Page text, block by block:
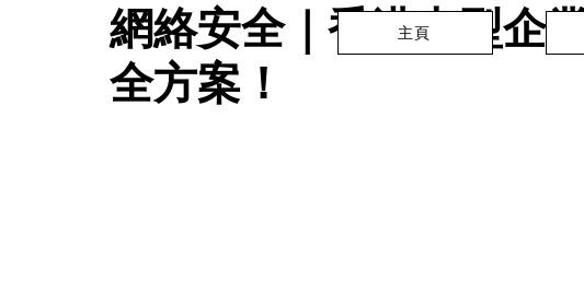
網絡安全｜香港中型企
全方案！
主頁